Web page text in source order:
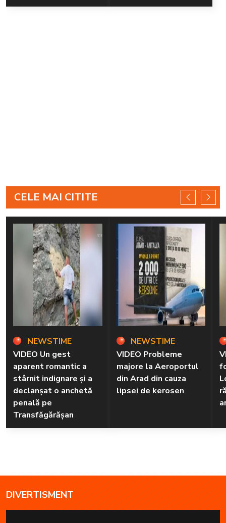
CELE MAI CITITE
NEWSTIME
VIDEO Un gest
aparent romantic a
stârnit indignare și a
declanșat o anchetă
penală pe
Transfăgărășan
NEWSTIME
VIDEO Probleme
majore la Aeroportul
din Arad din cauza
lipsei de kerosen
DIVERTISMENT